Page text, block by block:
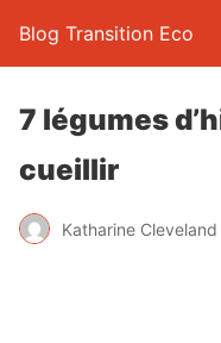
Blog Transition Eco
7 légumes
cueillir
Katharine Cleveland